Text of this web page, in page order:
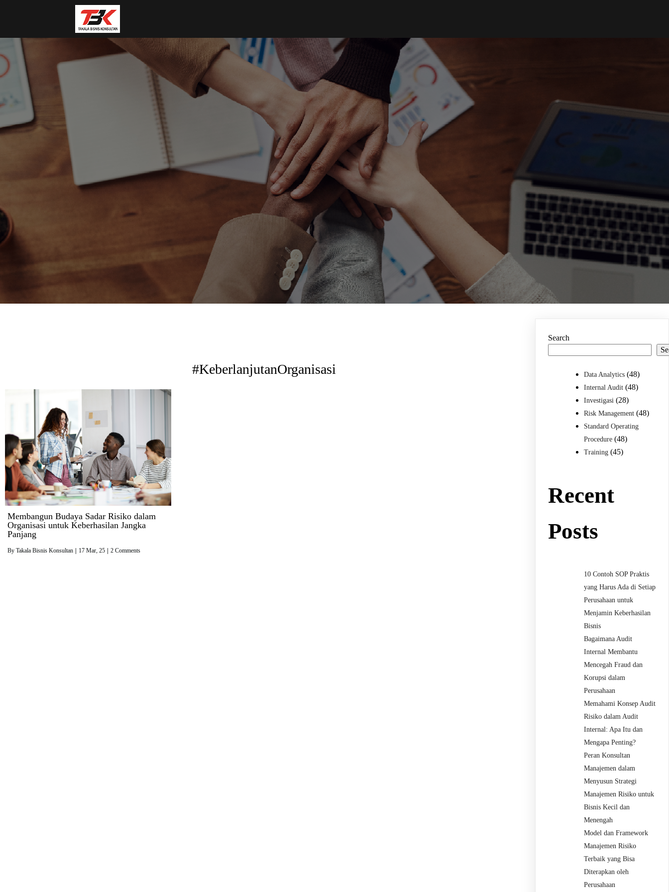
#KeberlanjutanOrganisasi
Membangun Budaya Sadar Risiko dalam
Organisasi untuk Keberhasilan Jangka
Panjang
By Takala Bisnis Konsultan 17 Mar, 25 2 Comments
Search
Data Analytics (48)
Internal Audit (48)
Investigasi (28)
Risk Management (48)
Standard Operating
Procedure (48)
Training (45)
Recent
Posts
10 Contoh SOP Praktis
yang Harus Ada di Setiap
Perusahaan untuk
Menjamin Keberhasilan
Bisnis
Bagaimana Audit
Internal Membantu
Mencegah Fraud dan
Korupsi dalam
Perusahaan
Memahami Konsep Audit
Risiko dalam Audit
Internal: Apa Itu dan
Mengapa Penting?
Peran Konsultan
Manajemen dalam
Menyusun Strategi
Manajemen Risiko untuk
Bisnis Kecil dan
Menengah
Model dan Framework
Manajemen Risiko
Terbaik yang Bisa
Diterapkan oleh
Perusahaan